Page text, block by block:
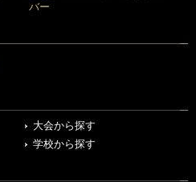
バー
大会から探す
学校から探す